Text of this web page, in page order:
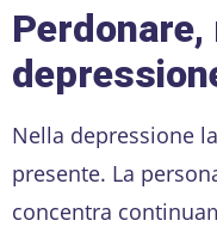
Nella depressione la
presente. La
concentra